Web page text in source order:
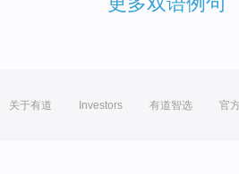
关于有道 Investors 有道智选 官